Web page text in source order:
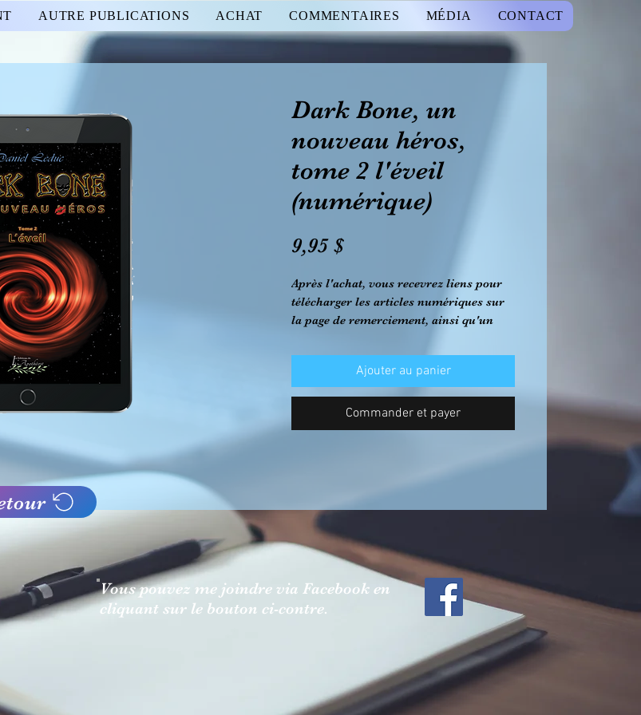
AUTRE PUBLICATIONS ACHAT COMMENTAIRES MÉDIA CONTACT
Dark Bone, un
nouveau héros,
tome 2 l'éveil
(numérique)
9,95 $Prix
Après l'achat, vous recevrez liens pour
télécharger les articles numériques sur
la page de remerciement, ainsi qu'un
Ajouter au panier
Commander et payer
Vous pouvez me joindre via Facebook en
cliquant sur le bouton ci-contre.